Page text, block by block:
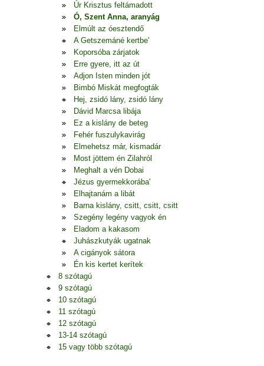
Úr Krisztus feltámadott
Ó, Szent Anna, aranyág
Elmúlt az óesztendő
A Getszemáné kertbe'
Koporsóba zárjatok
Erre gyere, itt az út
Adjon Isten minden jót
Bimbó Miskát megfogták
Hej, zsidó lány, zsidó lány
Dávid Marcsa libája
Ez a kislány de beteg
Fehér fuszulykavirág
Elmehetsz már, kismadár
Most jöttem én Zilahról
Meghalt a vén Dobai
Jézus gyermekkorába'
Elhajtanám a libát
Barna kislány, csitt, csitt, csitt
Szegény legény vagyok én
Eladom a kakasom
Juhászkutyák ugatnak
A cigányok sátora
Én kis kertet kerítek
8 szótagú
9 szótagú
10 szótagú
11 szótagú
12 szótagú
13-14 szótagú
15 vagy több szótagú